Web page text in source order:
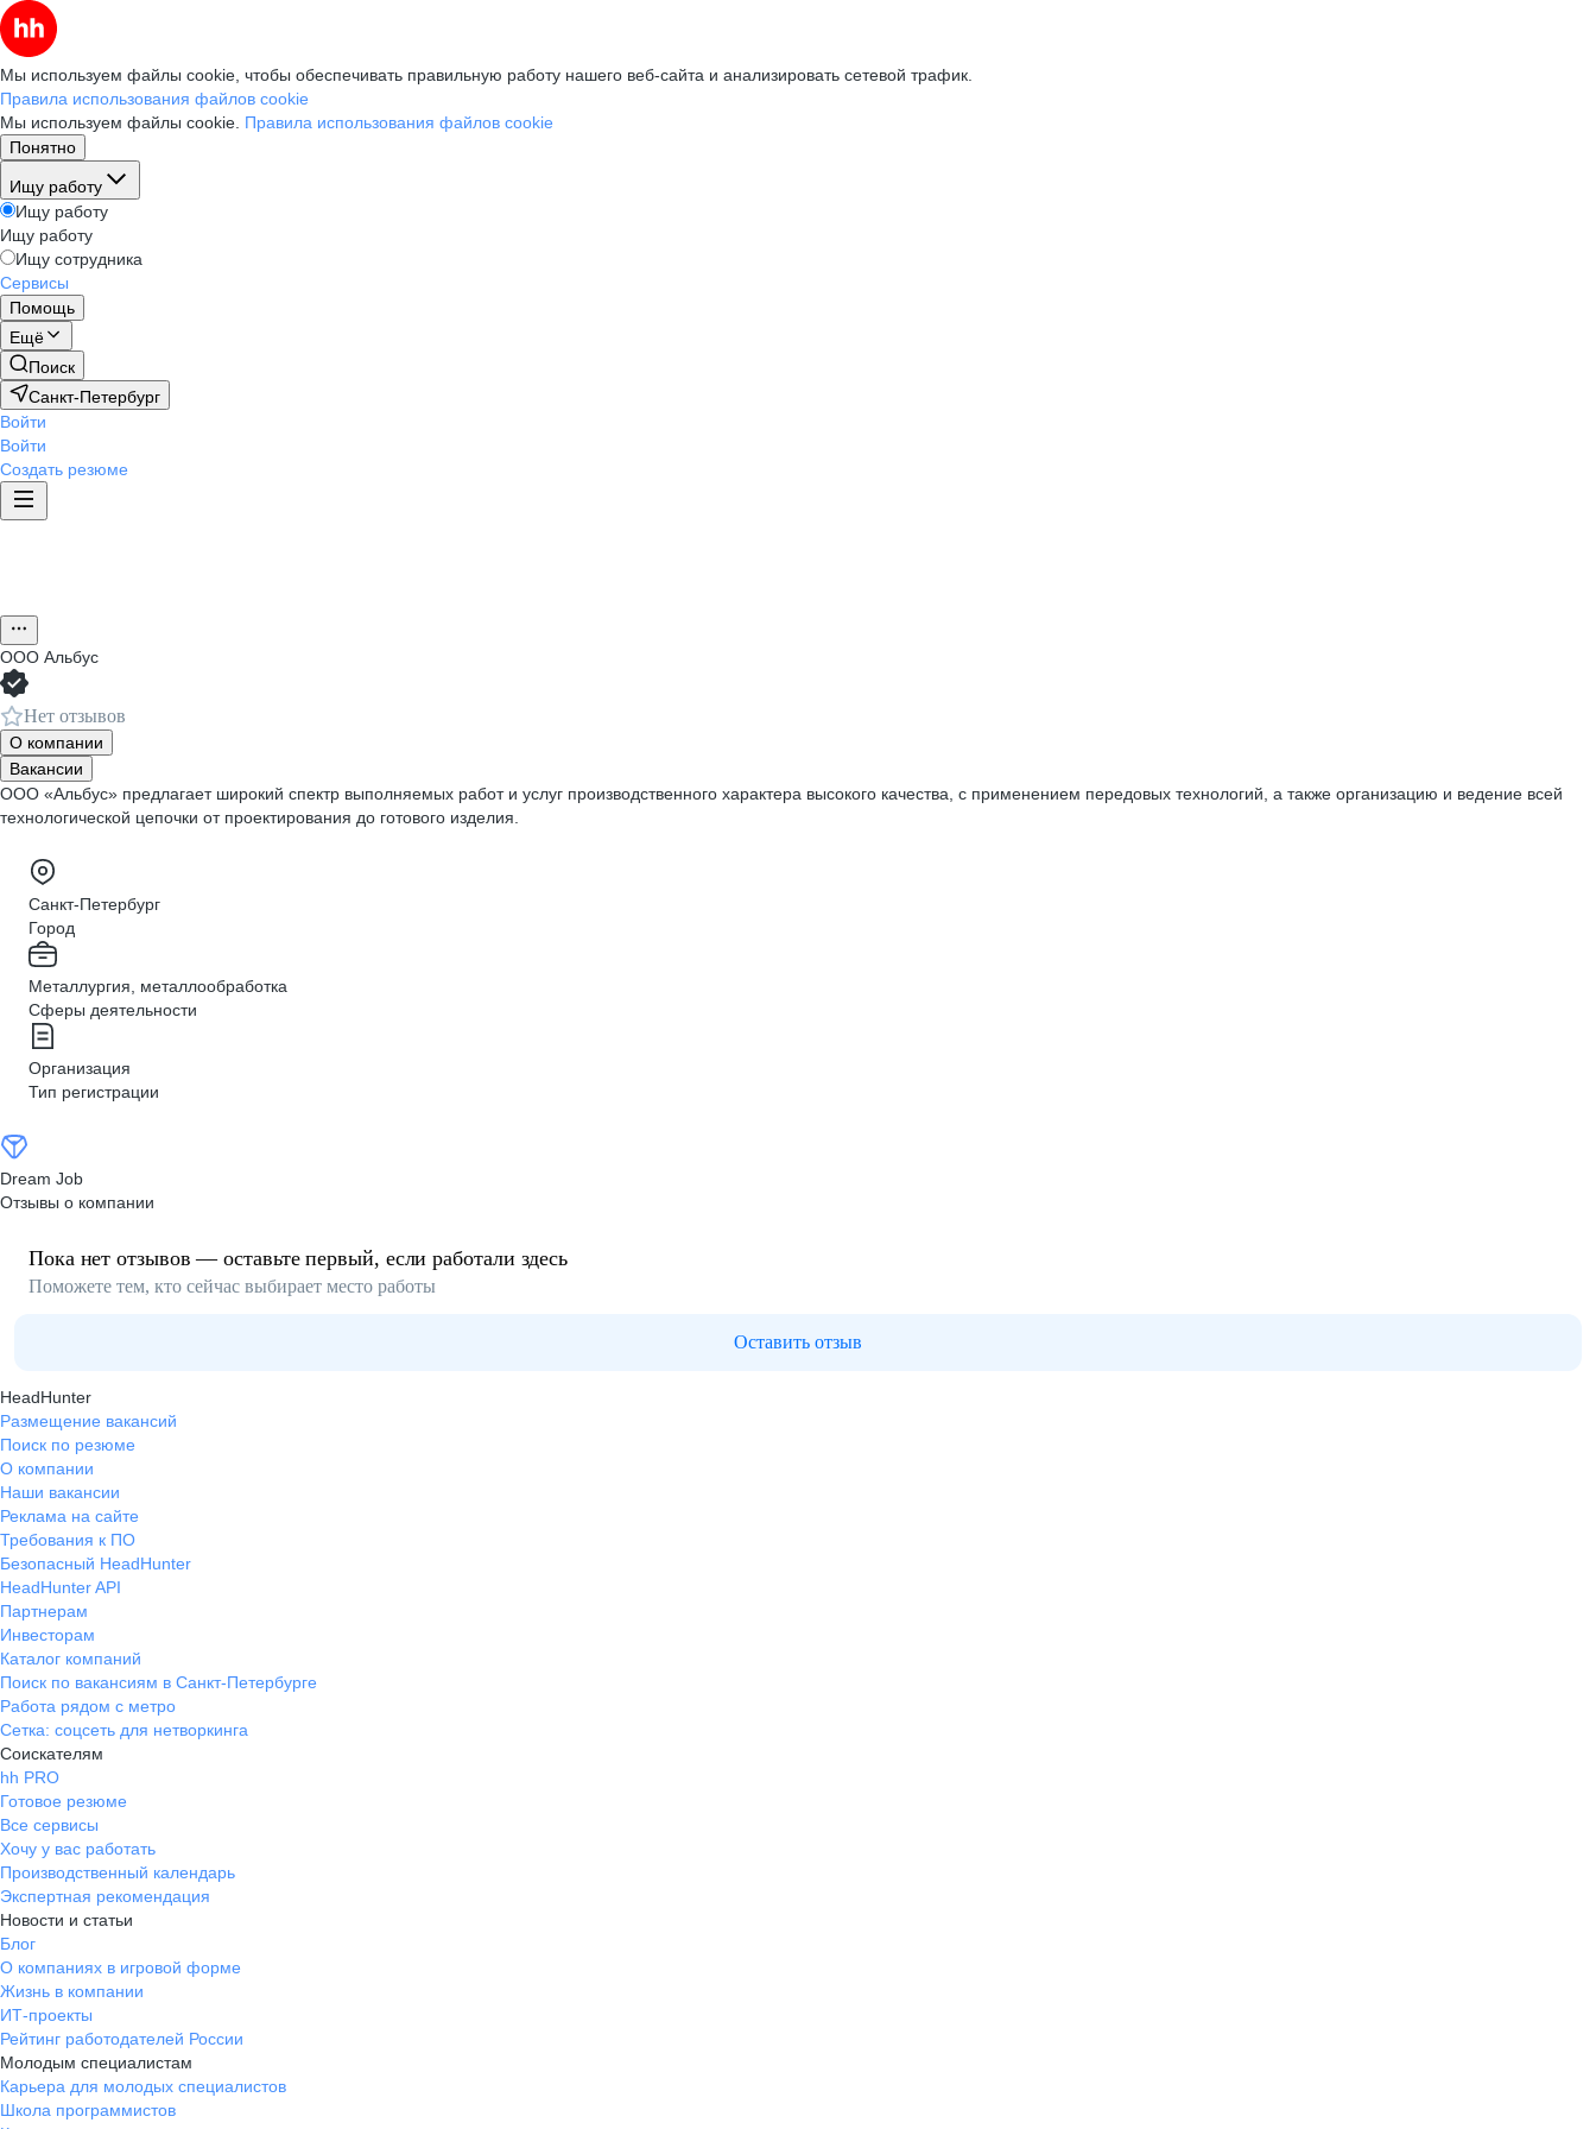
Мы используем файлы cookie, чтобы обеспечивать правильную работу нашего веб-сайта и анализировать сетевой трафик.
Правила использования файлов cookie
Мы используем файлы cookie. Правила использования файлов cookie
Понятно
Ищу работу
Ищу работу
Ищу работу
Ищу сотрудника
Сервисы
Помощь
Ещё
Поиск
Санкт-Петербург
Войти
Войти
Создать резюме
ООО Альбус
Нет отзывов
О компании
Вакансии
ООО «Альбус» предлагает широкий спектр выполняемых работ и услуг производственного характера высокого качества, с применением передовых технологий, а также организацию и ведение всей
технологической цепочки от проектирования до готового изделия.
Санкт-Петербург
Город
Металлургия, металлообработка
Сферы деятельности
Организация
Тип регистрации
Dream Job
Отзывы о компании
Пока нет отзывов — оставьте первый, если работали здесь
Поможете тем, кто сейчас выбирает место работы
Оставить отзыв
HeadHunter
Размещение вакансий
Поиск по резюме
О компании
Наши вакансии
Реклама на сайте
Требования к ПО
Безопасный HeadHunter
HeadHunter API
Партнерам
Инвесторам
Каталог компаний
Поиск по вакансиям в Санкт-Петербурге
Работа рядом с метро
Сетка: соцсеть для нетворкинга
Соискателям
hh PRO
Готовое резюме
Все сервисы
Хочу у вас работать
Производственный календарь
Экспертная рекомендация
Новости и статьи
Блог
О компаниях в игровой форме
Жизнь в компании
ИТ-проекты
Рейтинг работодателей России
Молодым специалистам
Карьера для молодых специалистов
Школа программистов